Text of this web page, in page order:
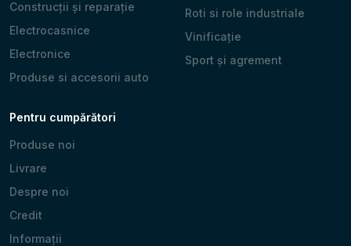
Construcții și reparație
Electrocasnice
Electronice
Produse si accesorii auto
Roti si role industriale
Vinificație
Sport și agrement
Pentru cumpărători
Produse noi
Livrare
Despre noi
Credit
Informații